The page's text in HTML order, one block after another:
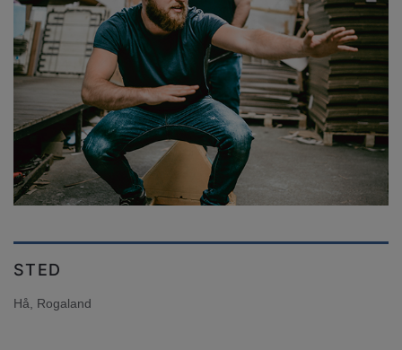
STED
Hå, Rogaland